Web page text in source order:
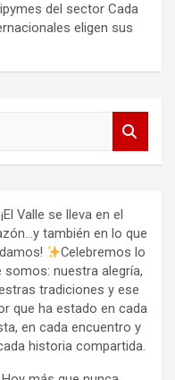
del sector Cada
eligen sus
¡El Valle se lleva en el
también en lo que
Celebremos lo
somos: nuestra alegría,
tradiciones y ese
que ha estado en cada
en cada encuentro y
historia compartida.